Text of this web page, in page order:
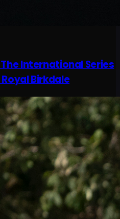
International Series
Birkdale